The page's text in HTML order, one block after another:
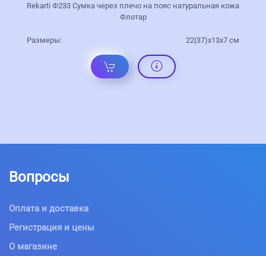
Rekarti Ф233 Сумка через плечо на пояс натуральная кожа
Флотар
Размеры: 22(37)х13х7 см
Вопросы
Оплата и доставка
Регистрация и цены
О магазине